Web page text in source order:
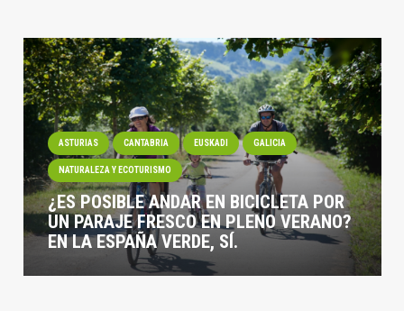
ASTURIAS CANTABRIA EUSKADI GALICIA
NATURALEZA Y ECOTURISMO
¿ES POSIBLE ANDAR EN BICICLETA POR
UN PARAJE FRESCO EN PLENO VERANO?
EN LA ESPAÑA VERDE, SÍ.